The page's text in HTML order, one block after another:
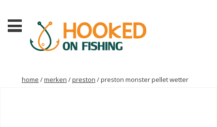
home /merken /preston / preston monster pellet wetter